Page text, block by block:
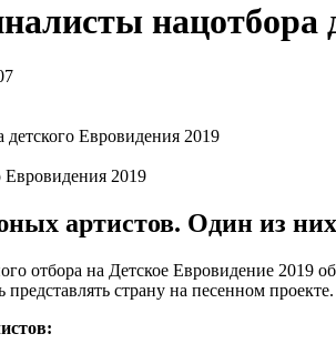
нацотбора
Евровидения 2019
артистов. Один из
отбора на Детское Евровидение 2019
страну на песенном проекте.